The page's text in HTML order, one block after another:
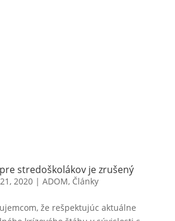
stredoškolákov je zrušený
2020| ADOM, Články
že rešpektujúc aktuálne